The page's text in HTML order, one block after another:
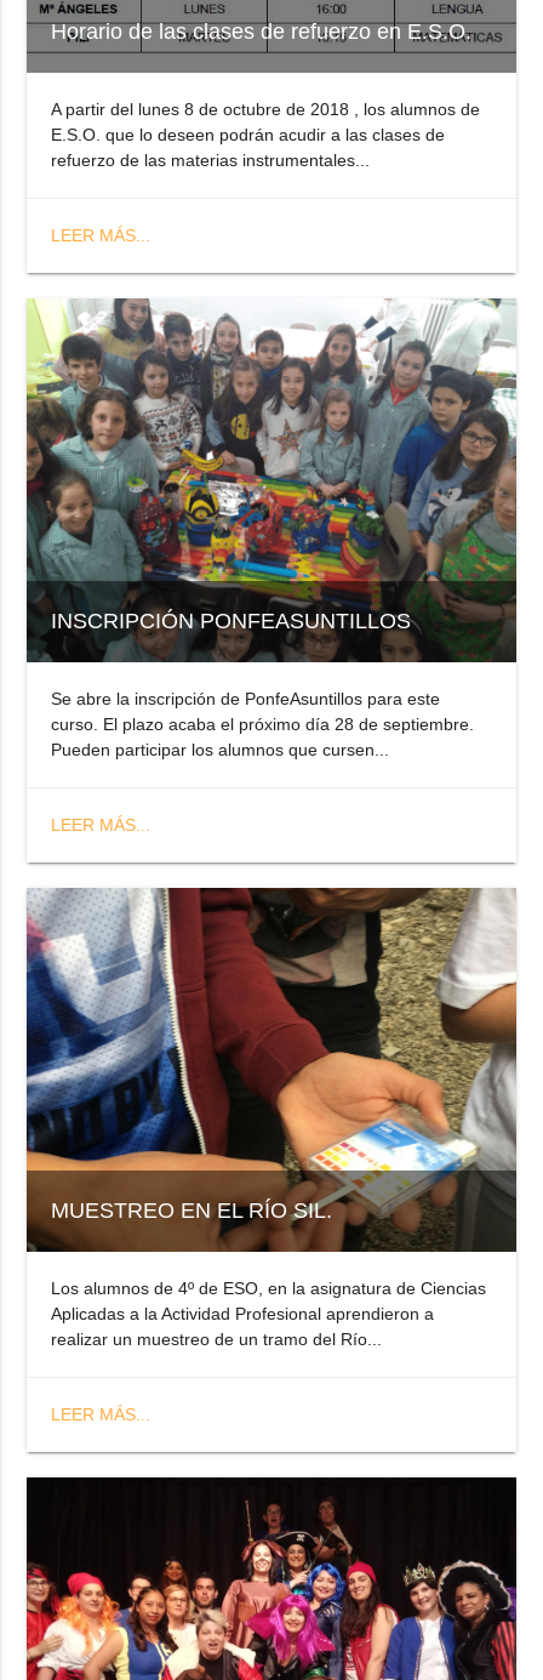
Horario de las clases de refuerzo en E.S.O.
A partir del lunes 8 de octubre de 2018 , los alumnos de
E.S.O. que lo deseen podrán acudir a las clases de
refuerzo de las materias instrumentales...
LEER MÁS...
INSCRIPCIÓN PONFEASUNTILLOS
Se abre la inscripción de PonfeAsuntillos para este
curso. El plazo acaba el próximo día 28 de septiembre.
Pueden participar los alumnos que cursen...
LEER MÁS...
MUESTREO EN EL RÍO SIL.
Los alumnos de 4º de ESO, en la asignatura de Ciencias
Aplicadas a la Actividad Profesional aprendieron a
realizar un muestreo de un tramo del Río...
LEER MÁS...